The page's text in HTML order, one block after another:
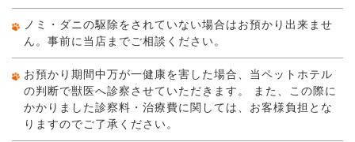
ノミ・ダニの駆除をされていない場合はお預かり出来ませ
ん。事前に当店までご相談ください。
お預かり期間中万が一健康を害した場合、当ペットホテル
の判断で獣医へ診察させていただきます。 また、この際に
かかりました診察料・治療費に関しては、お客様負担とな
りますのでご了承ください。